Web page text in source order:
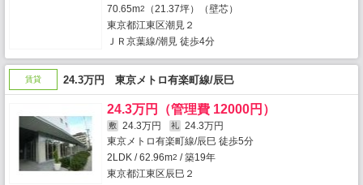
70.65m2
（21.37坪）（壁芯）
東京都江東区潮見２
ＪＲ京葉線/潮見 徒歩4分
賃貸 24.3万円 東京メトロ有楽町線/辰巳
24.3万円（管理費 12000円）
敷 24.3万円 礼
24.3万円
東京メトロ有楽町線/辰巳 徒歩5分
2LDK / 62.96m2 / 築19年
東京都江東区辰巳２